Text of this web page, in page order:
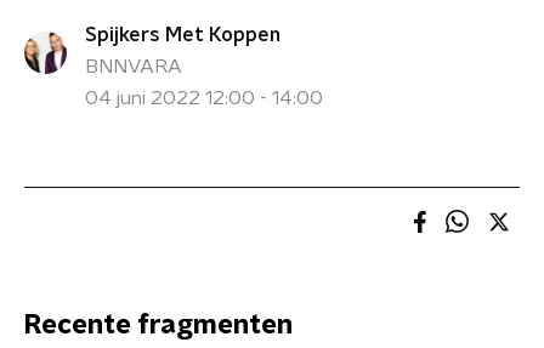
Spijkers Met Koppen
BNNVARA
04 juni 2022 12:00 - 14:00
Recente fragmenten